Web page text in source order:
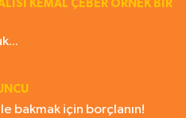
KEMAL ÇEBER ÖRNEK BİR
bakmak için borçlanın!